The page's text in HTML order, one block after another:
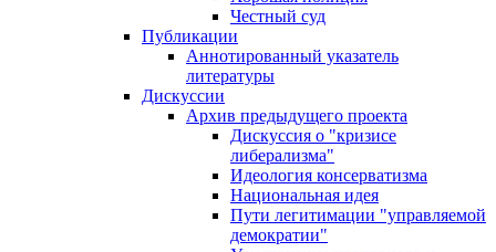
Честный суд
Публикации
Аннотированный указатель
литературы
Дискуссии
Архив предыдущего проекта
Дискуссия о "кризисе
либерализма"
Идеология консерватизма
Национальная идея
Пути легитимации "управляемой
демократии"